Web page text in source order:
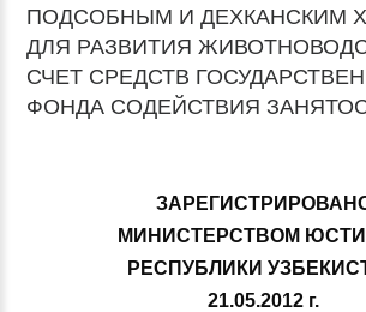
ПОДСОБНЫМ И ДЕХКАНСКИМ
ДЛЯ РАЗВИТИЯ
СЧЕТ СРЕДСТВ
ФОНДА СОДЕЙСТВИЯ
МИНИСТЕРСТВОМ
РЕСПУБЛИКИ
21.05.2012 г.